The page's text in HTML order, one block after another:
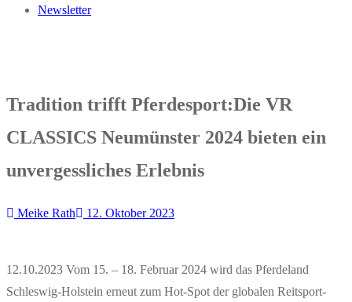
Newsletter
Tradition trifft Pferdesport:Die VR
CLASSICS Neumünster 2024 bieten ein
unvergessliches Erlebnis
Meike Rath 12. Oktober 2023
12.10.2023 Vom 15. – 18. Februar 2024 wird das Pferdeland
Schleswig-Holstein erneut zum Hot-Spot der globalen Reitsport-